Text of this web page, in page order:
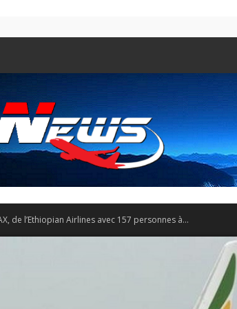
de l’Ethiopian Airlines avec 157 personnes à...